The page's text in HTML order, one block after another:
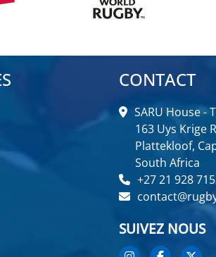
CONTACT
SARU House -
163 Uys Krige
Plattekloof,
South Africa
+27 21 928
SUIVEZ NOUS